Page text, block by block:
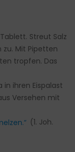
Streut Salz
zu. Mit Pipetten
tropfen. Das
ihren Eispalast
Versehen mit
(1. Joh.